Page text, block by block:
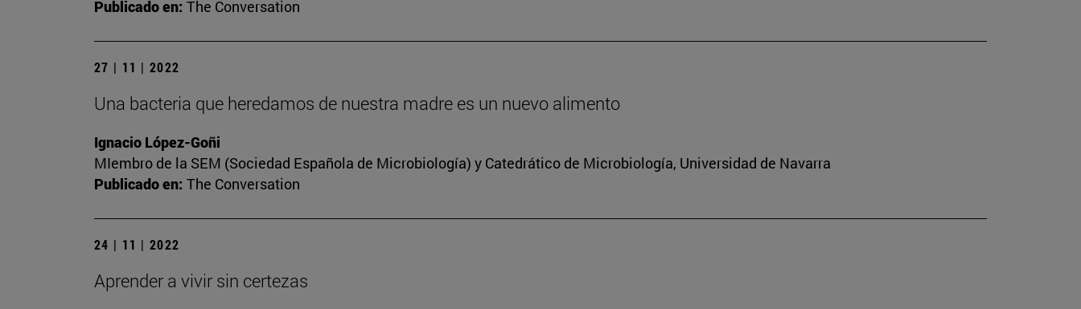
Publicado en: The Conversation
27 | 11 | 2022
Una bacteria que heredamos de nuestra madre es un nuevo alimento
Ignacio López-Goñi
MIembro de la SEM (Sociedad Española de Microbiología) y Catedrático de Microbiología, Universidad de Navarra
Publicado en: The Conversation
24 | 11 | 2022
Aprender a vivir sin certezas